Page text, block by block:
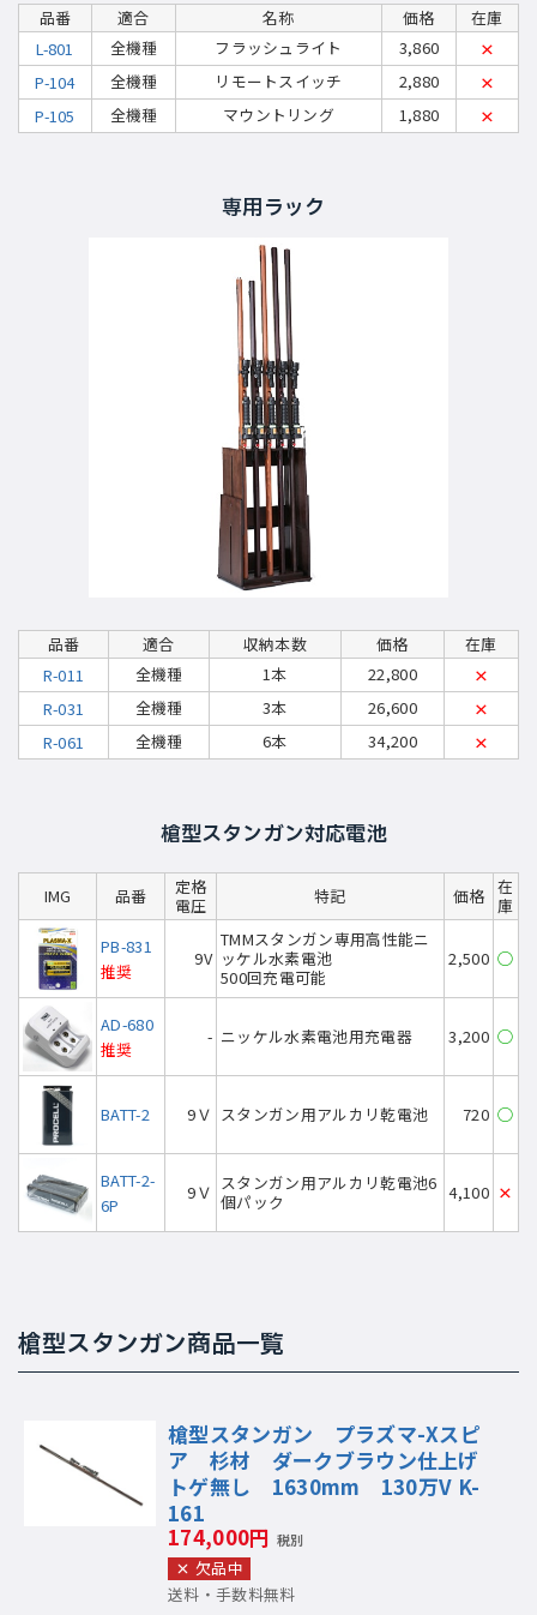
品番 適合 名称 価格
在庫
L-801
全機種 フラッシュライト 3,860
×
P-104
全機種 リモートスイッチ 2,880
×
P-105
全機種 マウントリング 1,880 ×
専用ラック
品番 適合 収納本数 価格
在庫
R-011
全機種 1本 22,800
×
R-031
全機種 3本 26,600
×
R-061
全機種 6本 34,200 ×
槍型スタンガン対応電池
IMG 品番
定格
電圧
特記 価格 在
庫
PB-831
推奨
9V
TMMスタンガン専用高性能ニ
ッケル水素電池
500回充電可能
2,500 ◯
AD-680
推奨
- ニッケル水素電池用充電器 3,200 ◯
BATT-2 9Ｖ スタンガン用アルカリ乾電池 720 ◯
BATT-2-
6P
9Ｖ スタンガン用アルカリ乾電池6
個パック
4,100 ×
槍型スタンガン商品一覧
槍型スタンガン プラズマ-Xスピ
ア 杉材 ダークブラウン仕上げ
トゲ無し 1630mm 130万V K-
161
174,000円 税別
欠品中
送料・手数料無料